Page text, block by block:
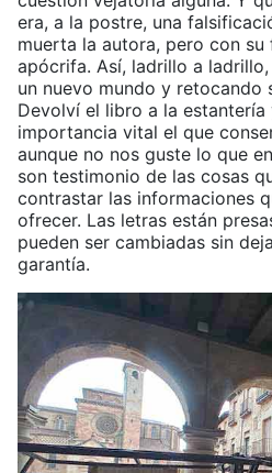
era, a la postre, una
muerta la autora, pero con su
apócrifa. Así, ladrillo a
un nuevo mundo y retocando
Devolví el libro a la estantería
importancia vital el que
aunque no nos guste lo que
son testimonio de las cosas
contrastar las informaciones
ofrecer. Las letras están
pueden ser cambiadas sin
garantía.